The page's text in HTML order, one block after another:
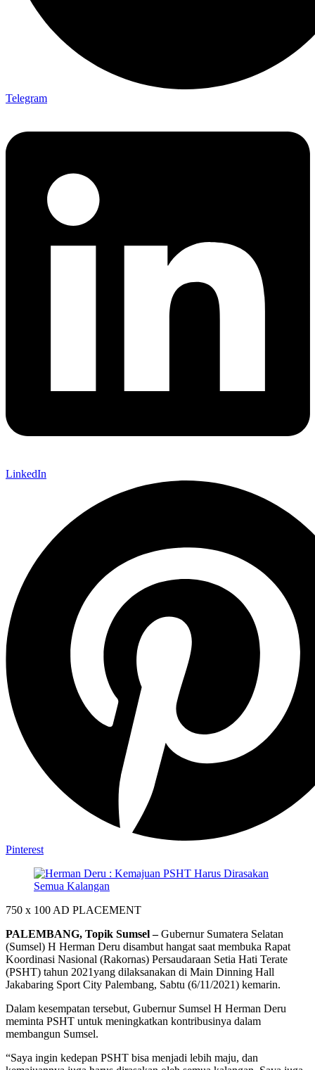
Telegram
LinkedIn
Pinterest
750 x 100 AD PLACEMENT
PALEMBANG, Topik Sumsel –Gubernur Sumatera Selatan
(Sumsel) H Herman Deru disambut hangat saat membuka Rapat
Koordinasi Nasional (Rakornas) Persaudaraan Setia Hati Terate
(PSHT) tahun 2021yang dilaksanakan di Main Dinning Hall
Jakabaring Sport City Palembang, Sabtu (6/11/2021) kemarin.
Dalam kesempatan tersebut, Gubernur Sumsel H Herman Deru
meminta PSHT untuk meningkatkan kontribusinya dalam
membangun Sumsel.
“Saya ingin kedepan PSHT bisa menjadi lebih maju, dan